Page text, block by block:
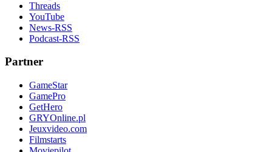
Threads
YouTube
News-RSS
Podcast-RSS
Partner
GameStar
GamePro
GetHero
GRYOnline.pl
Jeuxvideo.com
Filmstarts